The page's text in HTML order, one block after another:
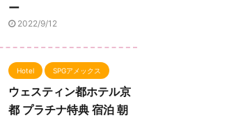
ー
2022/9/12
Hotel SPGアメックス
ウェスティン都ホテル京
都 プラチナ特典 宿泊 朝